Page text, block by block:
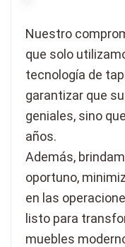
Nuestro
que solo
tecnología de
garantizar que
geniales, sino
años.
Además,
oportuno,
en las
listo para
muebles